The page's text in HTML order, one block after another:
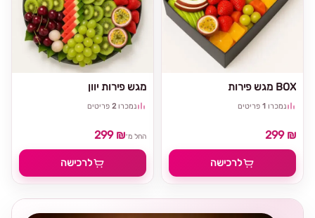
מגש פירות יוון
נמכרו 2 פריטים
החל מ־299 ₪
לרכישה
מגש פירות BOX
נמכרו 1 פריטים
299 ₪
לרכישה